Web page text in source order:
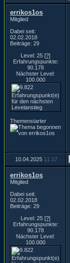
errikos1os
Mitglied
Dabei seit:
02.02.2018
Beiträge: 29
Level: 25 [?]
Erfahrungspunkte:
90.178
Nächster Level:
100.000
Themenstarter
10.04.2025 11:17
errikos1os
Mitglied
Dabei seit:
02.02.2018
Beiträge: 29
Level: 25 [?]
Erfahrungspunkte:
90.178
Nächster Level:
100.000